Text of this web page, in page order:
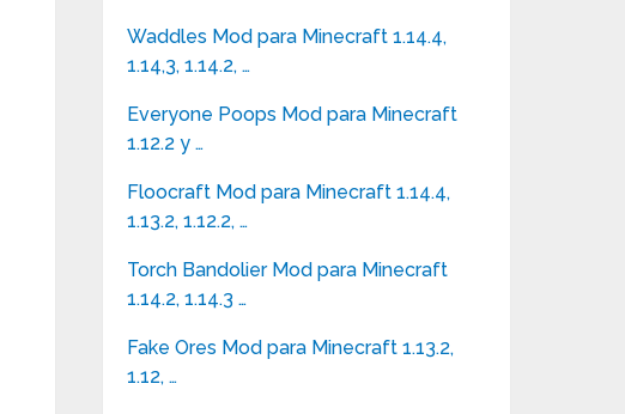
Waddles Mod para Minecraft 1.14.4,
1.14,3, 1.14.2, …
Everyone Poops Mod para Minecraft
1.12.2 y …
Floocraft Mod para Minecraft 1.14.4,
1.13.2, 1.12.2, …
Torch Bandolier Mod para Minecraft
1.14.2, 1.14.3 …
Fake Ores Mod para Minecraft 1.13.2,
1.12, …